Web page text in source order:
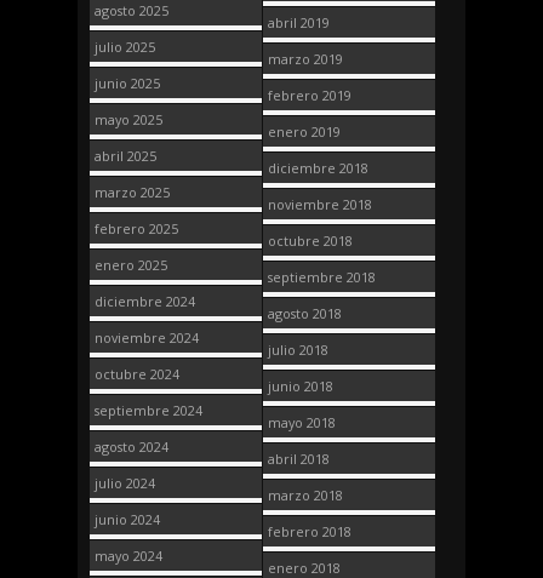
agosto 2025
julio 2025
junio 2025
mayo 2025
abril 2025
marzo 2025
febrero 2025
enero 2025
diciembre 2024
noviembre 2024
octubre 2024
septiembre 2024
agosto 2024
julio 2024
junio 2024
mayo 2024
abril 2019
marzo 2019
febrero 2019
enero 2019
diciembre 2018
noviembre 2018
octubre 2018
septiembre 2018
agosto 2018
julio 2018
junio 2018
mayo 2018
abril 2018
marzo 2018
febrero 2018
enero 2018